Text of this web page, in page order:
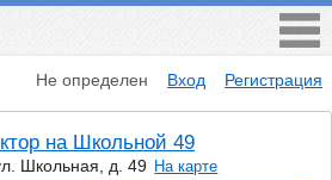
Не определен Вход Регистрация
на Школьной 49
Школьная, д. 49 На карте